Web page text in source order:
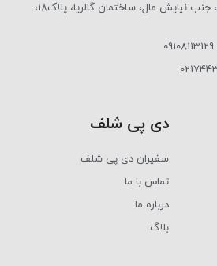
آدرس : جنت آباد مرکزی، جنب نیایش مال، ساختمان گالریا، پلاک18،
دی پی شلف
سفیران دی پی شلف
تماس با ما
درباره ما
بلاگ